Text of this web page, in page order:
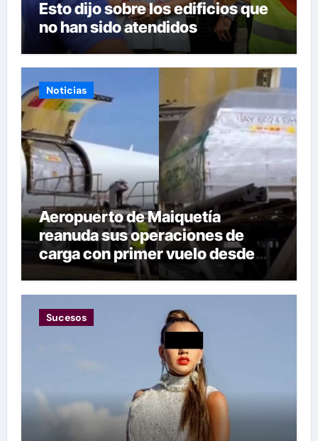
Esto dijo sobre los edificios que
no han sido atendidos
Noticias
Aeropuerto de Maiquetía
reanuda sus operaciones de
carga con primer vuelo desde
Panamá
Sucesos